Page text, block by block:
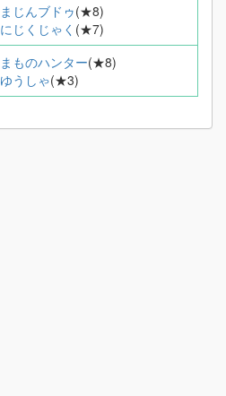
まじんブドゥ(★8)
にじくじゃく (★7)
まものハンター(★8)
ゆうしゃ(★3)